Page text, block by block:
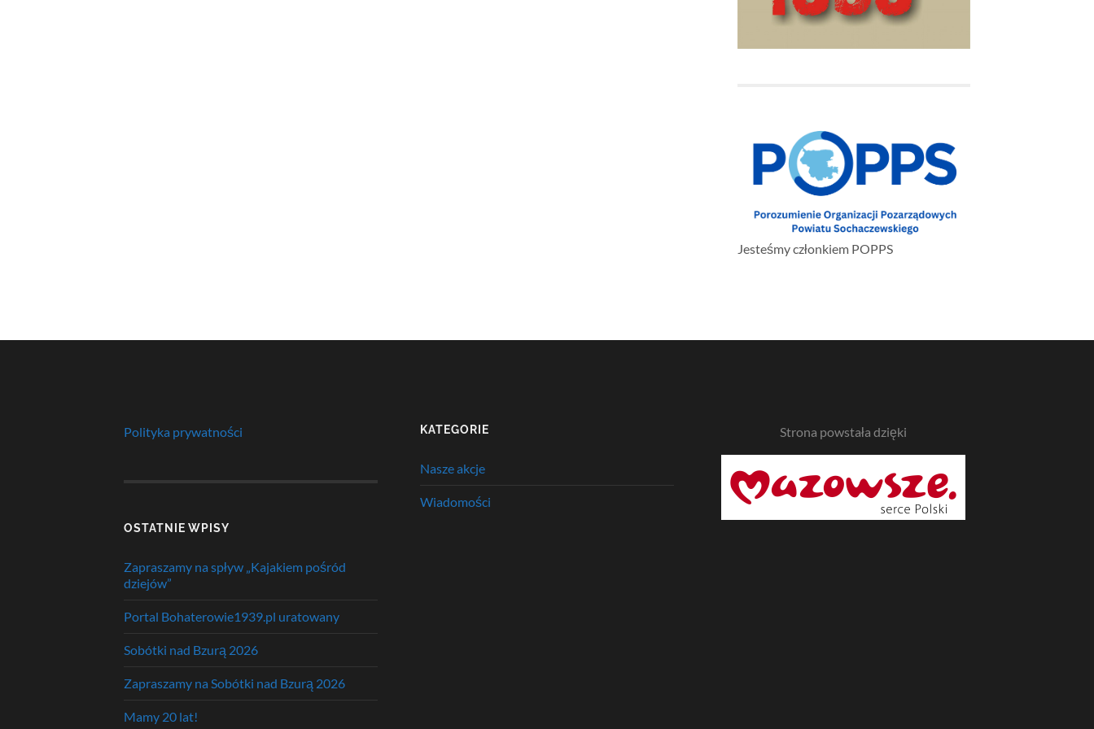
Jesteśmy członkiem POPPS
Polityka prywatności
OSTATNIE WPISY
Zapraszamy na spływ „Kajakiem pośród
dziejów”
Portal Bohaterowie1939.pl uratowany
Sobótki nad Bzurą 2026
Zapraszamy na Sobótki nad Bzurą 2026
Mamy 20 lat!
KATEGORIE
Nasze akcje
Wiadomości
Strona powstała dzięki